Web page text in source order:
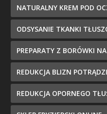
NATURALNY KREM POD
ODSYSANIE TKANKI
PREPARATY Z BORÓWKI
REDUKCJA BLIZN
REDUKCJA OPORNEGO